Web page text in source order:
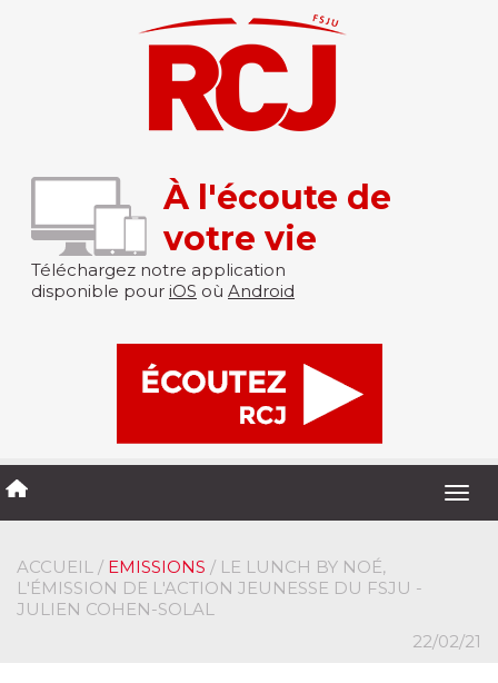
À l'écoute de
votre vie
Téléchargez notre application
disponible pour iOS où Android
ACCUEIL / EMISSIONS / LE LUNCH BY NOÉ,
L'ÉMISSION DE L'ACTION JEUNESSE DU FSJU -
JULIEN COHEN-SOLAL
22/02/21